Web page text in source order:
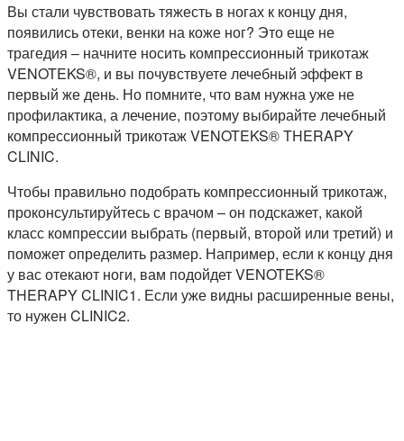
Вы стали чувствовать тяжесть в ногах к концу дня,
появились отеки, венки на коже ног? Это еще не
трагедия – начните носить компрессионный трикотаж
VENOTEKS®, и вы почувствуете лечебный эффект в
первый же день. Но помните, что вам нужна уже не
профилактика, а лечение, поэтому выбирайте лечебный
компрессионный трикотаж VENOTEKS® THERAPY
CLINIC.
Чтобы правильно подобрать компрессионный трикотаж,
проконсультируйтесь с врачом – он подскажет, какой
класс компрессии выбрать (первый, второй или третий) и
поможет определить размер. Например, если к концу дня
у вас отекают ноги, вам подойдет VENOTEKS®
THERAPY CLINIC1. Если уже видны расширенные вены,
то нужен CLINIC2.